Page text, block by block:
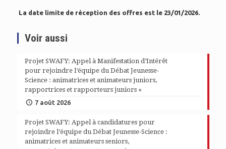
La date limite de réception des offres est le 23/01/2026.
Voir aussi
Projet SWAFY: Appel à Manifestation d’Intérêt
pour rejoindre l’équipe du Débat Jeunesse-
Science : animatrices et animateurs juniors,
rapportrices et rapporteurs juniors «
7 août 2026
Projet SWAFY: Appel à candidatures pour
rejoindre l’équipe du Débat Jeunesse-Science :
animatrices et animateurs seniors,